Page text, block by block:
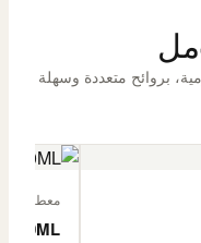
بروائح متعددة وسهلة
معطر مكان •
400ML